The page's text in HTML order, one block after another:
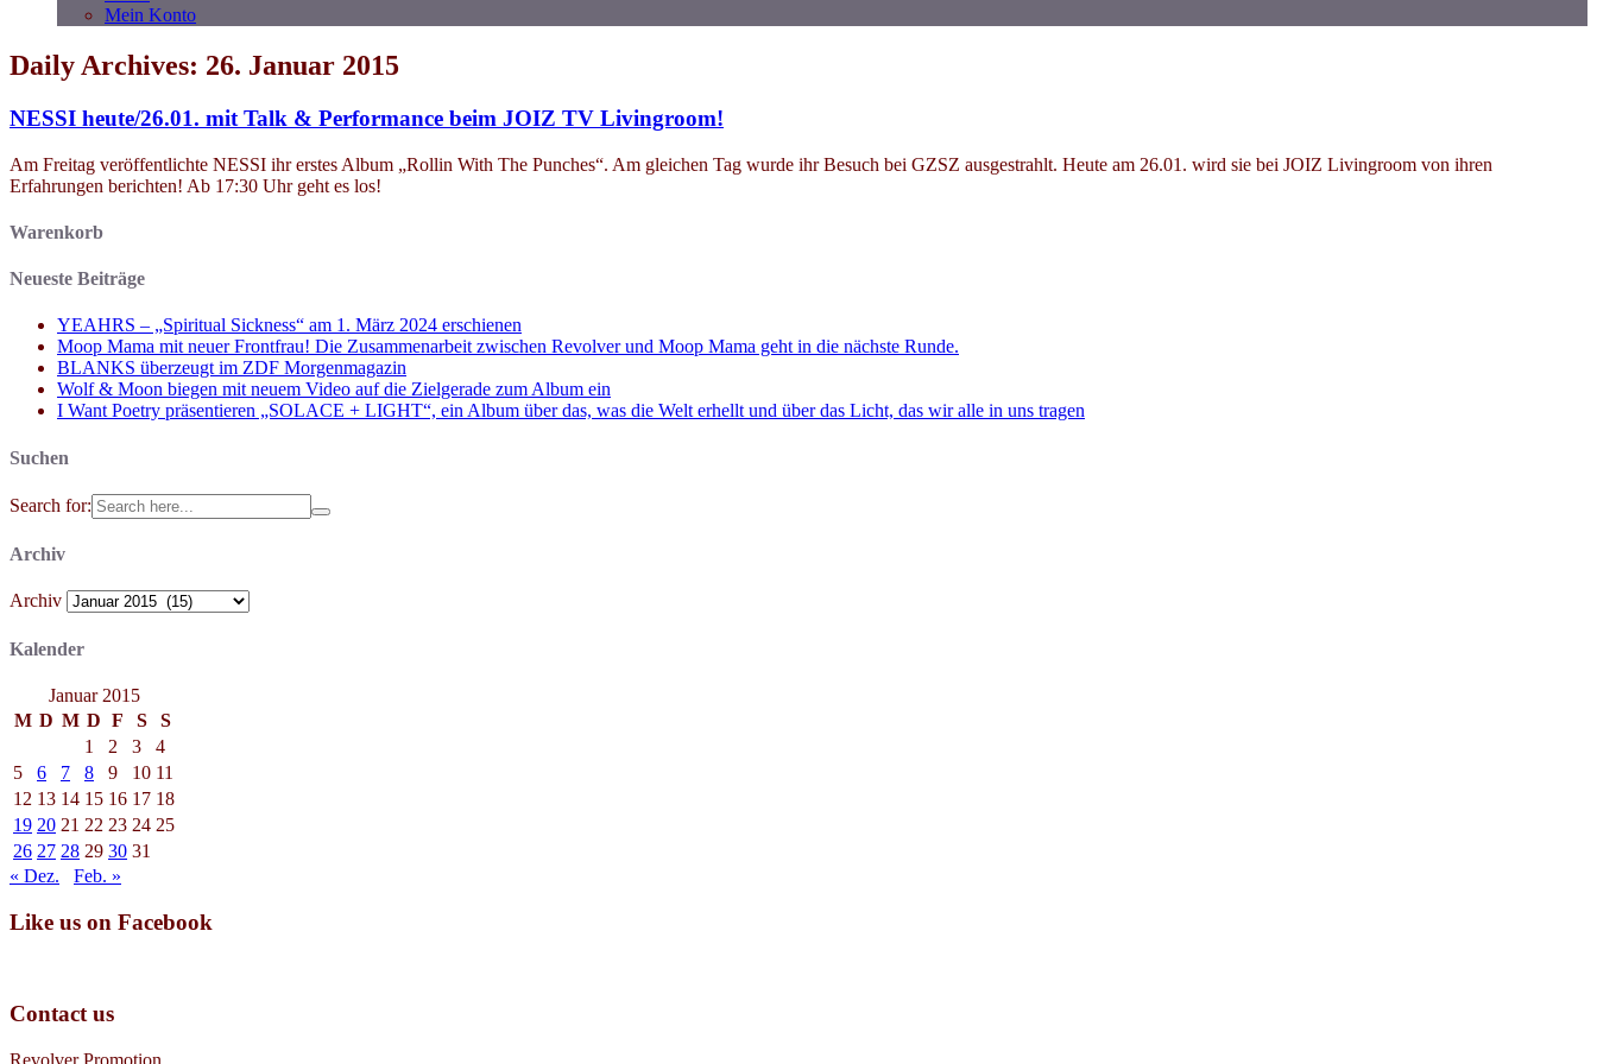
Mein Konto
Daily Archives: 26. Januar 2015
NESSI heute/26.01. mit Talk & Performance beim JOIZ TV Livingroom!
Am Freitag veröffentlichte NESSI ihr erstes Album „Rollin With The Punches“. Am gleichen Tag wurde ihr Besuch bei GZSZ ausgestrahlt. Heute am 26.01. wird sie bei JOIZ Livingroom von ihren
Erfahrungen berichten! Ab 17:30 Uhr geht es los!
Warenkorb
Neueste Beiträge
YEAHRS – „Spiritual Sickness“ am 1. März 2024 erschienen
Moop Mama mit neuer Frontfrau! Die Zusammenarbeit zwischen Revolver und Moop Mama geht in die nächste Runde.
BLANKS überzeugt im ZDF Morgenmagazin
Wolf & Moon biegen mit neuem Video auf die Zielgerade zum Album ein
I Want Poetry präsentieren „SOLACE + LIGHT“, ein Album über das, was die Welt erhellt und über das Licht, das wir alle in uns tragen
Suchen
Search for:
Archiv
Archiv
Kalender
Januar 2015
M D M D F S
S
1
2 3
4
5
6 7 8 9 10 11
12 13 14 15 16 17 18
19 20 21 22 23 24 25
26 27 28 29 30 31
« Dez.
Feb. »
Like us on Facebook
Contact us
Revolver Promotion